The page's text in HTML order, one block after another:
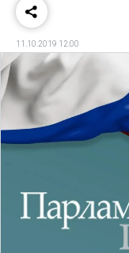
11.10.2019 12:00